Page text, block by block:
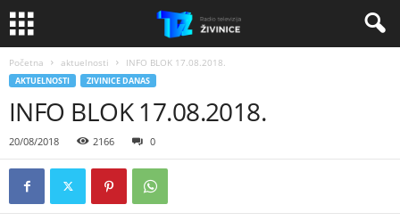
Početna aktuelnosti INFO BLOK 17.08.2018.
AKTUELNOSTI ZIVINICE DANAS
INFO BLOK 17.08.2018.
20/08/2018 2166 0